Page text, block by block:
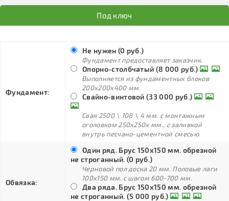
Под ключ
Фундамент:
Не нужен (0 руб.)
Фундамент предоставляет заказчик.
Опорно-столбчатый (8 000 руб.)
Выполняется из фундаментных блоков
200х200х400 мм.
Свайно-винтовой (33 000 руб.)
Свая 2500 \ 108 \ 4 мм. с монтажным
оголовком 250х250х мм., с заливкой
внутрь песчано-цементной смесью.
Обвязка:
Один ряд. Брус 150х150 мм. обрезной
не строганный. (0 руб.)
Черновой пол доска 20 мм. Половые лаги
100х150 мм. с шагом 600-700 мм.
Два ряда. Брус 150х150 мм. обрезной
не строганный. (5 000 руб.)